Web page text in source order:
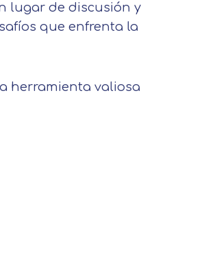
lugar de discusión y
que enfrenta la
herramienta valiosa